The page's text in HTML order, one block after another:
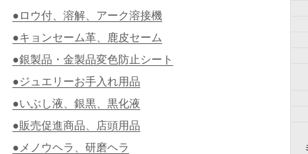
●ロウ付、溶解、アーク溶接機
●キョンセーム革、鹿皮セーム
●銀製品・金製品変色防止シート
●ジュエリーお手入れ用品
●いぶし液、銀黒、黒化液
●販売促進商品、店頭用品
●メノウヘラ、研磨ヘラ